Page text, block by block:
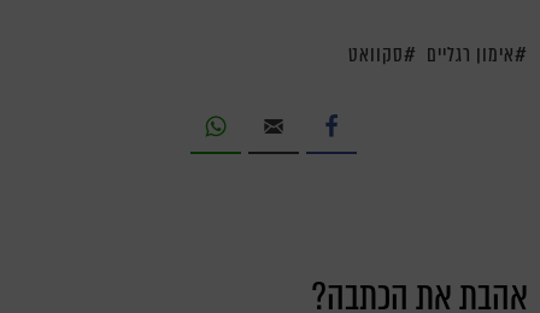
אימון רגליים סקוואט
אהבת את הכתבה?